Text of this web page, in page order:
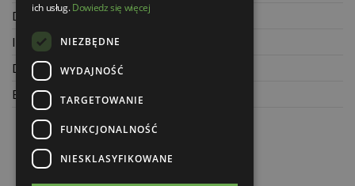
Dane kontaktowe
Informacje o firmie
Dla architektów
Blog
ich usług.Dowiedz się więcej
NIEZBĘDNE
WYDAJNOŚĆ
TARGETOWANIE
FUNKCJONALNOŚĆ
NIESKLASYFIKOWANE